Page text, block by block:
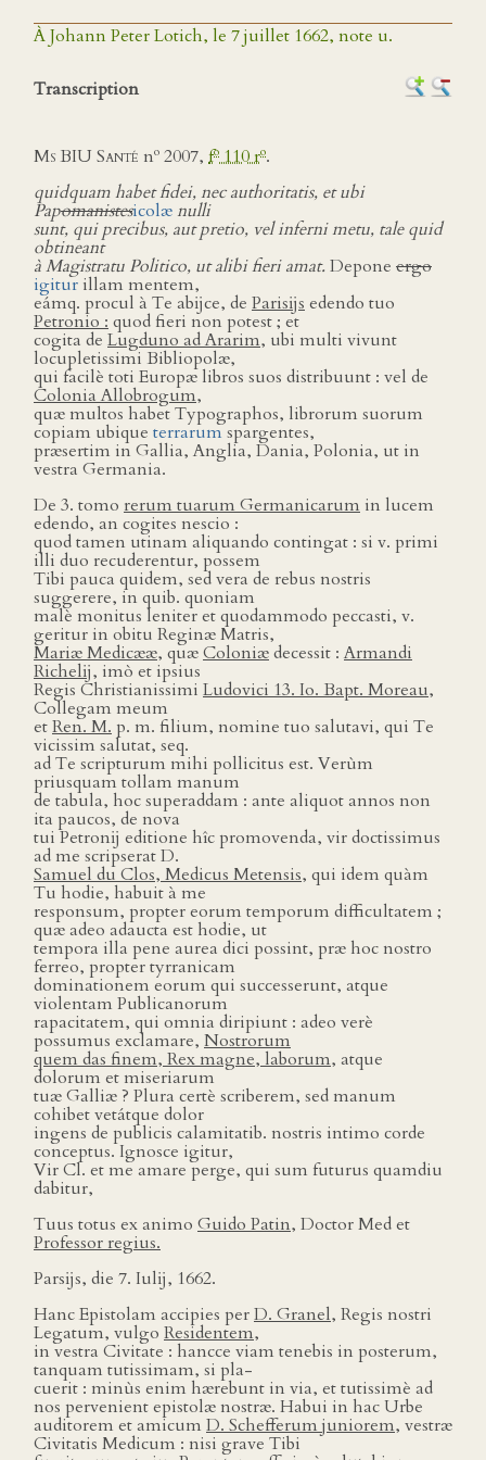
À Johann Peter Lotich, le 7 juillet 1662, note u.
Transcription
Ms BIU Santé no 2007, fo110 ro.
quidquam habet fidei, nec authoritatis, et ubi
Papomanistesicolænulli
sunt, qui precibus, aut pretio, vel inferni metu, tale quid
obtineant
à Magistratu Politico, ut alibi fieri amat. Depone ergo
igitur illam mentem,
eámq. procul à Te abĳce, de Parisĳs edendo tuo
Petronio : quod fieri non potest ; et
cogita de Lugduno ad Ararim, ubi multi vivunt
locupletissimi Bibliopolæ,
qui facilè toti Europæ libros suos distribuunt : vel de
Colonia Allobrogum,
quæ multos habet Typographos, librorum suorum
copiam ubique terrarumspargentes,
præsertim in Gallia, Anglia, Dania, Polonia, ut in
vestra Germania.
De 3. tomo rerum tuarum Germanicarum in lucem
edendo, an cogites nescio :
quod tamen utinam aliquando contingat : si v. primi
illi duo recuderentur, possem
Tibi pauca quidem, sed vera de rebus nostris
suggerere, in quib. quoniam
malè monitus leniter et quodammodo peccasti, v.
geritur in obitu Reginæ Matris,
Mariæ Medicææ, quæColoniædecessit : Armandi
Richelĳ, imò et ipsius
Regis Christianissimi Ludovici 13. Io. Bapt. Moreau,
Collegam meum
etRen. M. p. m. filium, nomine tuo salutavi, qui Te
vicissim salutat, seq.
ad Te scripturum mihi pollicitus est. Verùm
priusquam tollam manum
de tabula, hoc superaddam : ante aliquot annos non
ita paucos, de nova
tui Petronĳ editione hîc promovenda, vir doctissimus
ad me scripserat D.
Samuel du Clos, Medicus Metensis, qui idem quàm
Tu hodie, habuit à me
responsum, propter eorum temporum difficultatem ;
quæ adeo adaucta est hodie, ut
tempora illa pene aurea dici possint, præ hoc nostro
ferreo, propter tyrranicam
dominationem eorum qui successerunt, atque
violentam Publicanorum
rapacitatem, qui omnia diripiunt : adeo verè
possumus exclamare, Nostrorum
quem das finem, Rex magne, laborum, atque
dolorum et miseriarum
tuæ Galliæ ? Plura certè scriberem, sed manum
cohibet vetátque dolor
ingens de publicis calamitatib. nostris intimo corde
conceptus. Ignosce igitur,
Vir Cl. et me amare perge, qui sum futurus quamdiu
dabitur,
Tuus totus ex animo Guido Patin, Doctor Med et
Professor regius.
Parsĳs, die 7. Iulĳ, 1662.
Hanc Epistolam accipies perD. Granel, Regis nostri
Legatum, vulgo Residentem,
in vestra Civitate : hancce viam tenebis in posterum,
tanquam tutissimam, si pla-
cuerit : minùs enim hærebunt in via, et tutissimè ad
nos pervenient epistolæ nostræ. Habui in hac Urbe
auditorem et amicum D. Schefferum juniorem, vestræ
Civitatis Medicum : nisi grave Tibi